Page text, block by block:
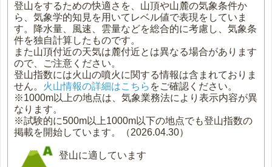
登山をするための快適さを、山頂や山麓の気象条件か
ら、気象学的知見を用いてレベル値で表現をしていま
す。降水量、風速、雲量などを総合的に考慮し、気象条
件を独自計算したものです。
また山頂付近の天気は麓付近とは異なる場合があります
ので、ご注意ください。
登山指数には火山の噴火に関する情報は含まれておりま
せん。 火山情報の詳細はこちら をご確認ください。
※1000m以上の地点は、気象業務法により表示内容が異
なります。
※試験的に500m以上1000m以下の地点でも登山指数の
掲載を開始しています。（2026.04.30）
登山に適しています